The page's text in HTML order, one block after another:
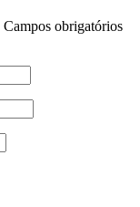
Campos obrigatórios